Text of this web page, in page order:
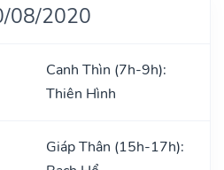
08/2020
Canh Thìn (7h-9h):
Thiên Hình
Giáp Thân (15h-17h):